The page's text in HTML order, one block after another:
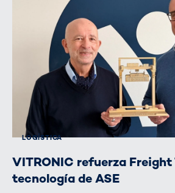
LOGÍSTICA
VITRONIC refuerza
tecnología de ASE